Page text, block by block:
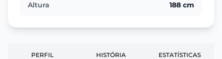
Altura 188 cm
PERFIL HISTÓRIA ESTATÍSTICAS